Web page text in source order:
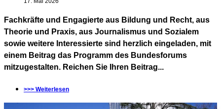
Fachkräfte und Engagierte aus Bildung und Recht, aus
Theorie und Praxis, aus Journalismus und Sozialem
sowie weitere Interessierte sind herzlich eingeladen, mit
einem Beitrag das Programm des Bundesforums
mitzugestalten. Reichen Sie Ihren Beitrag...
>>> Weiterlesen